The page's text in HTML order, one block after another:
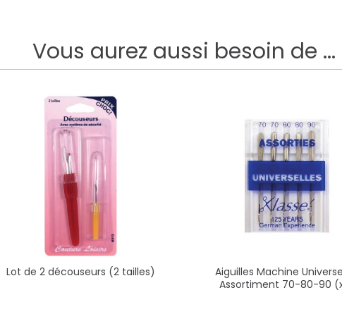
Vous aurez aussi besoin de ...
Lot de 2 découseurs (2 tailles)
Aiguilles Machine
Assortiment 70-80-90